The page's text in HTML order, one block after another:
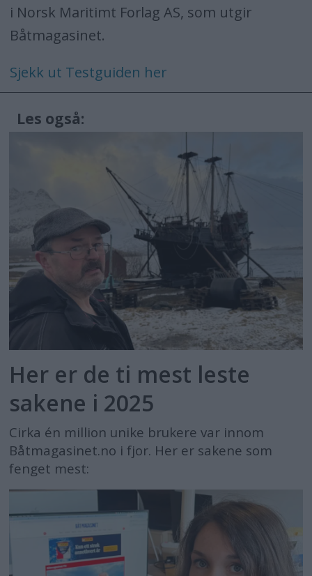
i Norsk Maritimt Forlag AS, som utgir
Båtmagasinet.
Sjekk ut Testguiden her
Les også:
Her er de ti mest leste
sakene i 2025
Cirka én million unike brukere var innom
Båtmagasinet.no i fjor. Her er sakene som
fenget mest: